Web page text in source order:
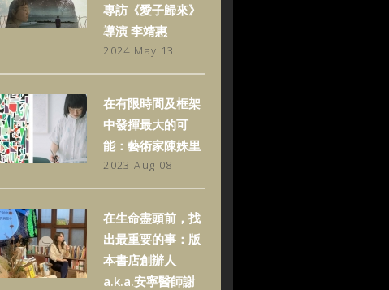
專訪《愛子歸來》
導演 李靖惠
2024 May 13
在有限時間及框架
中發揮最大的可
能：藝術家陳姝里
2023 Aug 08
在生命盡頭前，找
出最重要的事：版
本書店創辦人
a.k.a.安寧醫師謝